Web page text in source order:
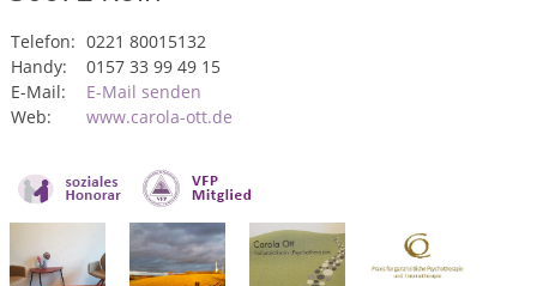
Telefon: 0221 80015132
Handy:
0157 33 99 49 15
E-Mail:
E-Mail senden
Web:
www.carola-ott.de